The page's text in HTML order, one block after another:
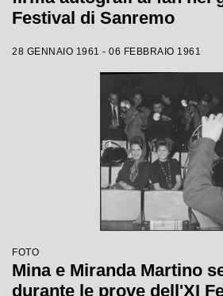
Festival di Sanremo
28 GENNAIO 1961 - 06 FEBBRAIO 1961
FOTO
Mina e Miranda Martino
durante le prove dell'XI